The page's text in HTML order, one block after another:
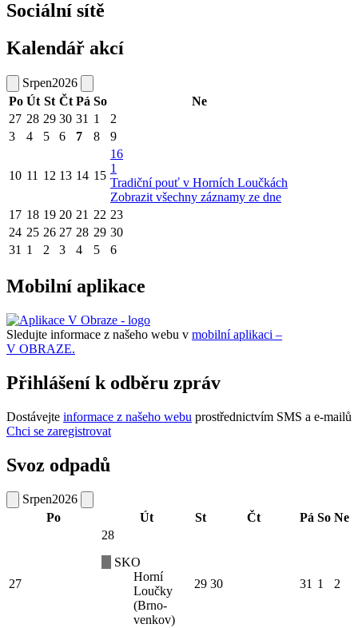
Sociální sítě
Kalendář akcí
Srpen2026
Po Út St Čt Pá So
Ne
27 28 29 30 31 1
2
3
4 5 6 7 8 9
10 11 12 13 14 15
16
1
Tradiční pouť v Horních Loučkách
Zobrazit všechny záznamy ze dne
17 18 19 20 21 22 23
24 25 26 27 28 29 30
31 1 2 3 4 5 6
Mobilní aplikace
Sledujte informace z našeho webu v mobilní aplikaci –
V OBRAZE.
Přihlášení k odběru zpráv
Dostávejte informace z našeho webu prostřednictvím SMS a e-mailů
Chci se zaregistrovat
Svoz odpadů
Srpen2026
Po
Út St Čt Pá So Ne
27
28
SKO
Horní
Loučky
(Brno-
venkov)
29 30 31 1 2